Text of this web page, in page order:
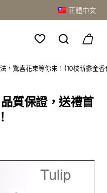
正體中文
質保證，送禮首
，驚喜花束等你來！(10枝新鬱金